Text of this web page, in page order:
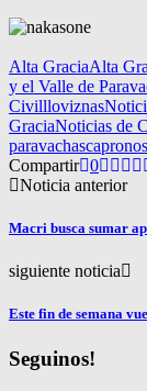
Alta GraciaAlta
y el Valle de
Civillloviznas
GraciaNoticias de
paravachasca
Compartir 0
Noticia anterior
Macri busca sumar
siguiente noticia
Este fin de semana
Seguinos!